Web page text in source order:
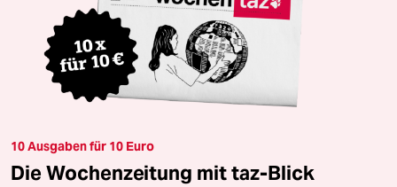
10 Ausgaben für 10 Euro
Die Wochenzeitung mit taz-Blick